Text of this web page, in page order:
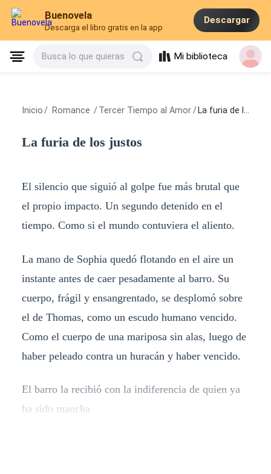
Buenovela
Descarga el libro gratis en la app
Descargar
Busca lo que quieras Mi biblioteca
Inicio / Romance /Tercer Tiempo al Amor / La furia de los justos
La furia de los justos
El silencio que siguió al golpe fue más brutal que
el propio impacto. Un segundo detenido en el
tiempo. Como si el mundo contuviera el aliento.
La mano de Sophia quedó flotando en el aire un
instante antes de caer pesadamente al barro. Su
cuerpo, frágil y ensangrentado, se desplomó sobre
el de Thomas, como un escudo humano vencido.
Como el cuerpo de una mariposa sin alas, luego de
haber peleado contra un huracán y haber vencido.
El barro la recibió con la indiferencia de quien ya
ha sido mancha